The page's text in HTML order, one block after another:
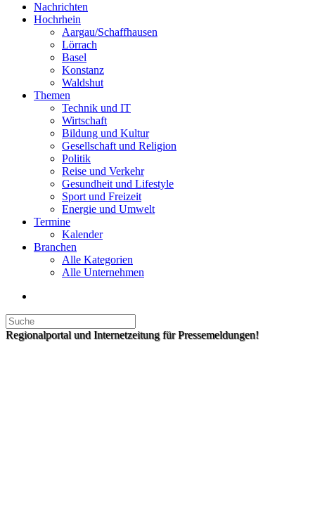
Nachrichten
Hochrhein
Aargau/Schaffhausen
Lörrach
Basel
Konstanz
Waldshut
Themen
Technik und IT
Wirtschaft
Bildung und Kultur
Gesellschaft und Religion
Politik
Reise und Verkehr
Gesundheit und Lifestyle
Sport und Freizeit
Energie und Umwelt
Termine
Kalender
Branchen
Alle Kategorien
Alle Unternehmen
Regionalportal und Internetzeitung für Pressemeldungen!